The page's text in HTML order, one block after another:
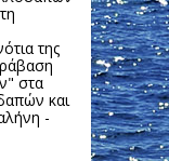
της
στα
και
-